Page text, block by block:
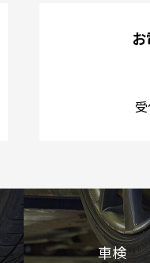
車検